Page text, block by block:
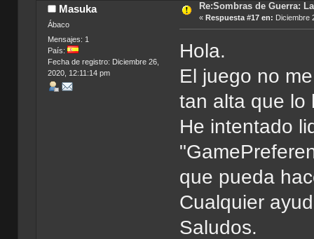
Masuka
Ábaco
Mensajes: 1
País:
Fecha de registro: Diciembre 26,
2020, 12:11:14 pm
Re:Sombras de Guerra:
« Respuesta #17 en: Diciembre
Hola.
El juego no
tan alta que lo
He intentado
que pueda
Cualquier
Saludos.